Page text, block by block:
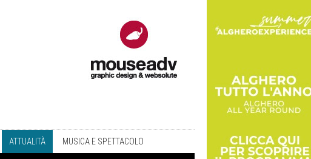
ATTUALITÀ MUSICA E SPETTACOLO